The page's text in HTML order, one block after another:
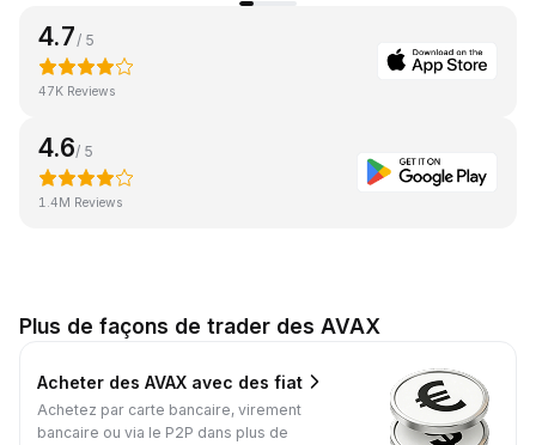
4.7 / 5
47K Reviews
4.6/ 5
1.4M Reviews
Plus de façons de trader des AVAX
Acheter des AVAX avec des fiat
Achetez par carte bancaire, virement
bancaire ou via le P2P dans plus de